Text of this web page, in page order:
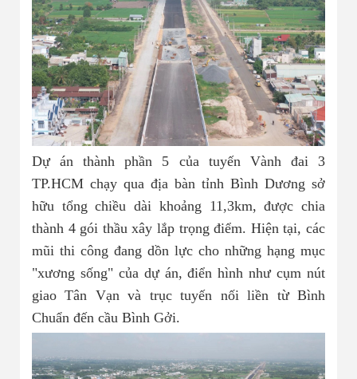
Dự án thành phần 5 của tuyến Vành đai 3
TP.HCM chạy qua địa bàn tỉnh Bình Dương sở
hữu tổng chiều dài khoảng 11,3km, được chia
thành 4 gói thầu xây lắp trọng điểm. Hiện tại, các
mũi thi công đang dồn lực cho những hạng mục
"xương sống" của dự án, điển hình như cụm nút
giao Tân Vạn và trục tuyến nối liền từ Bình
Chuẩn đến cầu Bình Gởi.